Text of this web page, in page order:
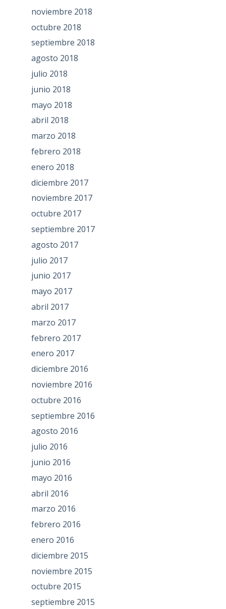
noviembre 2018
octubre 2018
septiembre 2018
agosto 2018
julio 2018
junio 2018
mayo 2018
abril 2018
marzo 2018
febrero 2018
enero 2018
diciembre 2017
noviembre 2017
octubre 2017
septiembre 2017
agosto 2017
julio 2017
junio 2017
mayo 2017
abril 2017
marzo 2017
febrero 2017
enero 2017
diciembre 2016
noviembre 2016
octubre 2016
septiembre 2016
agosto 2016
julio 2016
junio 2016
mayo 2016
abril 2016
marzo 2016
febrero 2016
enero 2016
diciembre 2015
noviembre 2015
octubre 2015
septiembre 2015